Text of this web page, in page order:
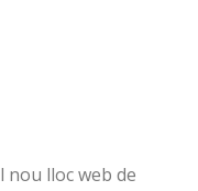
lloc web de